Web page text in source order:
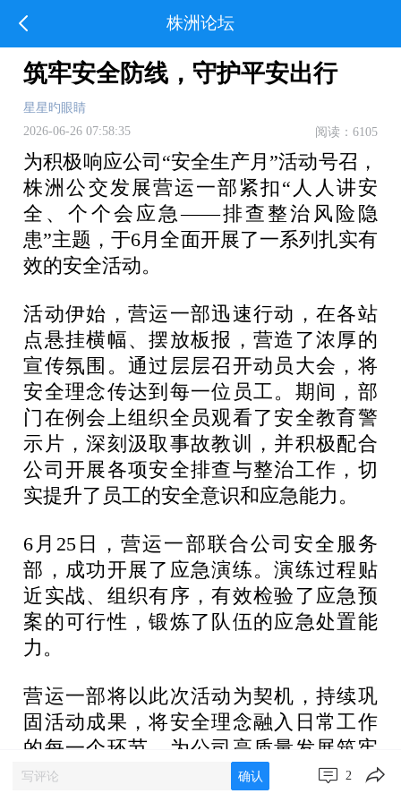
株洲论坛
筑牢安全防线，守护平安出行
星星旳眼睛
2026-06-26 07:58:35
阅读：6105
为积极响应公司“安全生产月”活动号召，
株洲公交发展营运一部紧扣“人人讲安
全、个个会应急——排查整治风险隐
患”主题，于6月全面开展了一系列扎实有
效的安全活动。
活动伊始，营运一部迅速行动，在各站
点悬挂横幅、摆放板报，营造了浓厚的
宣传氛围。通过层层召开动员大会，将
安全理念传达到每一位员工。期间，部
门在例会上组织全员观看了安全教育警
示片，深刻汲取事故教训，并积极配合
公司开展各项安全排查与整治工作，切
实提升了员工的安全意识和应急能力。
6月25日，营运一部联合公司安全服务
部，成功开展了应急演练。演练过程贴
近实战、组织有序，有效检验了应急预
案的可行性，锻炼了队伍的应急处置能
力。
营运一部将以此次活动为契机，持续巩
固活动成果，将安全理念融入日常工作
的每一个环节，为公司高质量发展筑牢
坚实的安全根基。
确认 2